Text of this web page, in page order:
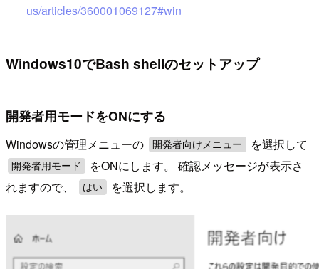
us/articles/360001069127#win
Windows10でBash shellのセットアップ
開発者用モードをONにする
Windowsの管理メニューの 開発者向けメニュー を選択して
開発者用モード
をONにします。 確認メッセージが表示さ
れますので、
はい を選択します。